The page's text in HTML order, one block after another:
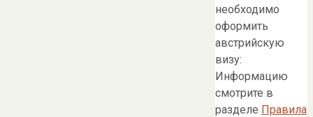
необходимо
оформить
австрийскую
визу:
Информацию
смотрите в
разделе Правила